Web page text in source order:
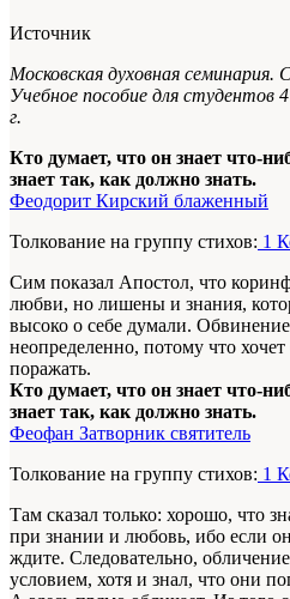
Источник
Московская духовная семинария.
Учебное пособие для студентов
г.
Кто думает, что он знает что-
знает так, как должно знать.
Феодорит Кирский блаженный
Толкование на группу стихов: 1
Сим показал Апостол, что
любви, но лишены и знания,
высоко о себе думали.
неопределенно, потому что
поражать.
Кто думает, что он знает что-
знает так, как должно знать.
Феофан Затворник святитель
Толкование на группу стихов: 1
Там сказал только: хорошо, что
при знании и любовь, ибо если
ждите. Следовательно,
условием, хотя и знал, что они